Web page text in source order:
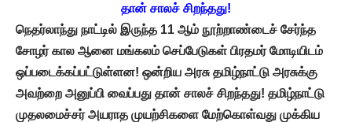
தான் சாலச் சிறந்தது!
நெதர்லாந்து நாட்டில் இருந்த 11 ஆம் நூற்றாண்டைச் சேர்ந்த
சோழர் கால ஆனை மங்கலம் செப்பேடுகள் பிரதமர் மோடியிடம்
ஒப்படைக்கப்பட்டுள்ளன! ஒன்றிய அரசு தமிழ்நாட்டு அரசுக்கு
அவற்றை அனுப்பி வைப்பது தான் சாலச் சிறந்தது! தமிழ்நாட்டு
முதலமைச்சர் அயராத முயற்சிகளை மேற்கொள்வது முக்கிய